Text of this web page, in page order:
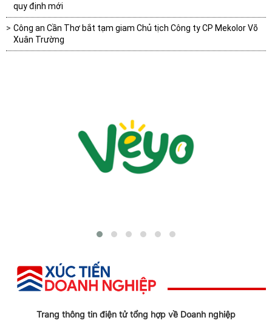
quy định mới
Công an Cần Thơ bắt tạm giam Chủ tịch Công ty CP Mekolor Võ
Xuân Trường
Trang thông tin điện tử tổng hợp về Doanh nghiệp